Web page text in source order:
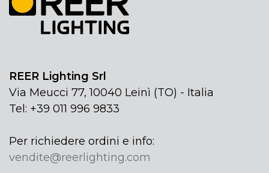
REER Lighting Srl
Via Meucci 77, 10040 Leinì (TO) - Italia
Tel: +39 011 996 9833
Per richiedere ordini e info:
vendite@reerlighting.com